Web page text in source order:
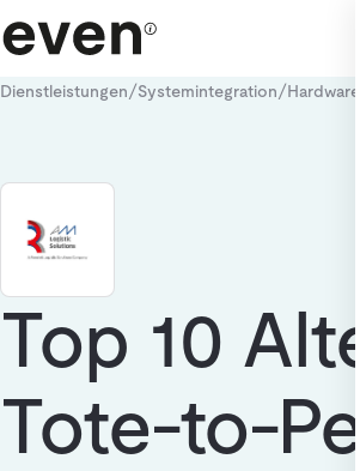
Dienstleistungen/Systemintegration/
Top 10
Tote-to-